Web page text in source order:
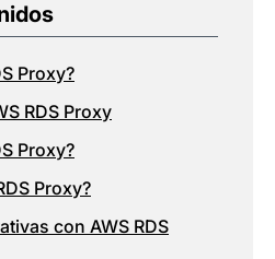
Proxy?
RDS Proxy
Proxy?
Proxy?
con AWS RDS